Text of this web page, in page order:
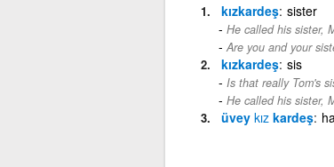
kızkardeş sister
He called his sister,
Are you and your
kızkardeş sis
Is that really Tom's
He called his sister,
üvey kızkardeş